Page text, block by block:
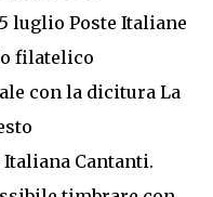
luglio Poste Italiane
filatelico
con la dicitura La
Italiana Cantanti.